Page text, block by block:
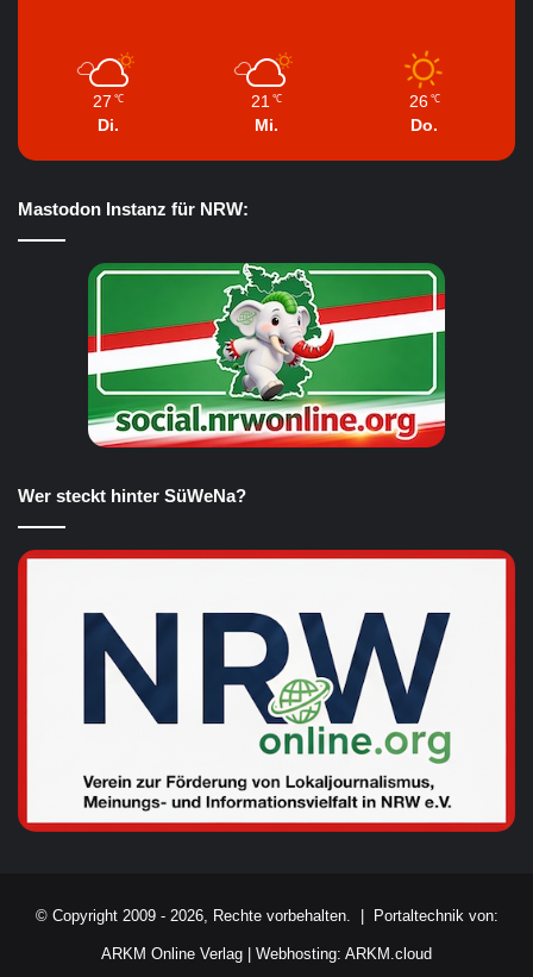
27 ℃
Di.
21 ℃
Mi.
26 ℃
Do.
Mastodon Instanz für NRW:
Wer steckt hinter SüWeNa?
© Copyright 2009 - 2026, Rechte vorbehalten. | Portaltechnik von:
ARKM Online Verlag Webhosting: ARKM.cloud